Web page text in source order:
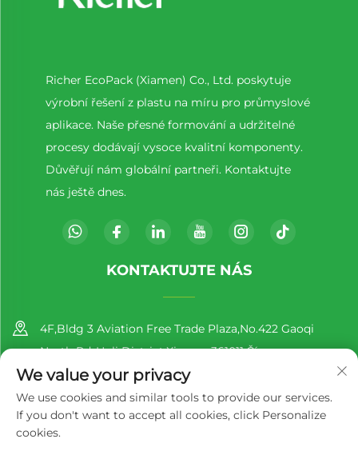
Richer EcoPack (Xiamen) Co., Ltd. poskytuje
výrobní řešení z plastu na míru pro průmyslové
aplikace. Naše přesné formování a udržitelné
procesy dodávají vysoce kvalitní komponenty.
Důvěřují nám globální partneři. Kontaktujte
nás ještě dnes.
KONTAKTUJTE NÁS
4F,Bldg 3 Aviation Free Trade Plaza,No.422 Gaoqi
North Rd.,Huli District,Xiamen,361011,Čína
+86-13860188777
[email protected]
We value your privacy
We use cookies and similar tools to provide our services.
If you don't want to accept all cookies, click Personalize
cookies.